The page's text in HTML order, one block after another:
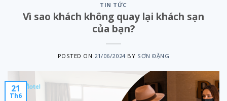
TIN TỨC
Vì sao khách không quay lại khách sạn
của bạn?
POSTED ON 21/06/2024BY SƠN ĐẶNG
21
Th6